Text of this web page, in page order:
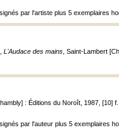
par l'artiste plus 5 exemplaires
L'Audace des mains , Saint-Lambert
: Éditions du Noroît, 1987, [10]
par l'auteur plus 5 exemplaires